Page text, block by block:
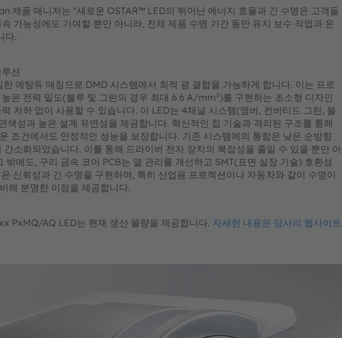
제품 매니저는 "새로운 OSTAR™ LED의 뛰어난 에너지 효율과 긴 수명은 고객들
가능성에도 기여할 뿐만 아니라, 전체 제품 수명 기간 동안 유지 보수 작업과 운
다.
션
에탕듀 매칭으로 DMD 시스템에서 최적 광 결합을 가능하게 합니다. 이는 프로
은 전력 밀도(블루 및 그린의 경우 최대 6.6 A/mm²)를 구현하는 초소형 디자인
저하 없이 사용할 수 있습니다. 이 LED는 4채널 시스템(앰버, 컨버티드 그린, 블
색성과 높은 설계 유연성을 제공합니다. 혁신적인 칩 기술과 격리된 구조를 통해
조건에서도 안정적인 성능을 보장합니다. 기존 시스템에의 통합은 낮은 순방향
소화되었습니다. 이를 통해 드라이버 전자 장치의 복잡성을 줄일 수 있을 뿐만 아
밖에도, 구리 금속 코어 PCB는 열 관리를 개선하고 SMT(표면 실장 기술) 호환성
신뢰성과 긴 수명을 구현하여, 특히 산업용 프로젝션이나 자동차와 같이 수명이
해 분명한 이점을 제공합니다.
PxMQ/AQ LED는 현재 생산 물량을 제공합니다. 자세한 내용은 당사의 웹사이트